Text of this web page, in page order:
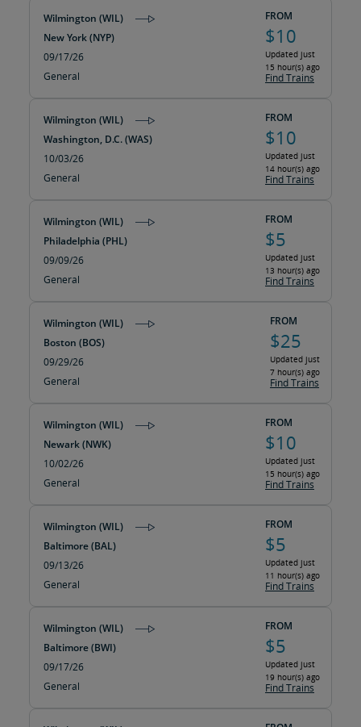
Wilmington (WIL)
New York (NYP)
09/17/26
General
FROM
$10
Updated just
15 hour(s) ago
Find Trains
Wilmington (WIL)
Washington, D.C. (WAS)
10/03/26
General
FROM
$10
Updated just
14 hour(s) ago
Find Trains
Wilmington (WIL)
Philadelphia (PHL)
09/09/26
General
FROM
$5
Updated just
13 hour(s) ago
Find Trains
Wilmington (WIL)
Boston (BOS)
09/29/26
General
FROM
$25
Updated just
7 hour(s) ago
Find Trains
Wilmington (WIL)
Newark (NWK)
10/02/26
General
FROM
$10
Updated just
15 hour(s) ago
Find Trains
Wilmington (WIL)
Baltimore (BAL)
09/13/26
General
FROM
$5
Updated just
11 hour(s) ago
Find Trains
Wilmington (WIL)
Baltimore (BWI)
09/17/26
General
FROM
$5
Updated just
19 hour(s) ago
Find Trains